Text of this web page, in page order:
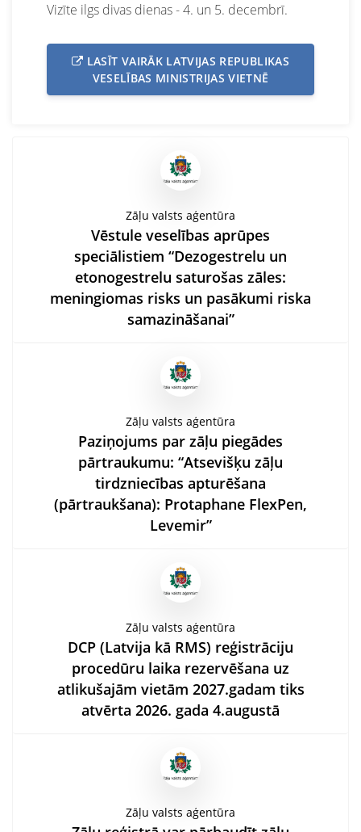
Vizīte ilgs divas dienas - 4. un 5. decembrī.
LASĪT VAIRĀK LATVIJAS REPUBLIKAS
VESELĪBAS MINISTRIJAS VIETNĒ
Zāļu valsts aģentūra
Vēstule veselības aprūpes
speciālistiem “Dezogestrelu un
etonogestrelu saturošas zāles:
meningiomas risks un pasākumi riska
samazināšanai”
Zāļu valsts aģentūra
Paziņojums par zāļu piegādes
pārtraukumu: “Atsevišķu zāļu
tirdzniecības apturēšana
(pārtraukšana): Protaphane FlexPen,
Levemir”
Zāļu valsts aģentūra
DCP (Latvija kā RMS) reģistrāciju
procedūru laika rezervēšana uz
atlikušajām vietām 2027.gadam tiks
atvērta 2026. gada 4.augustā
Zāļu valsts aģentūra